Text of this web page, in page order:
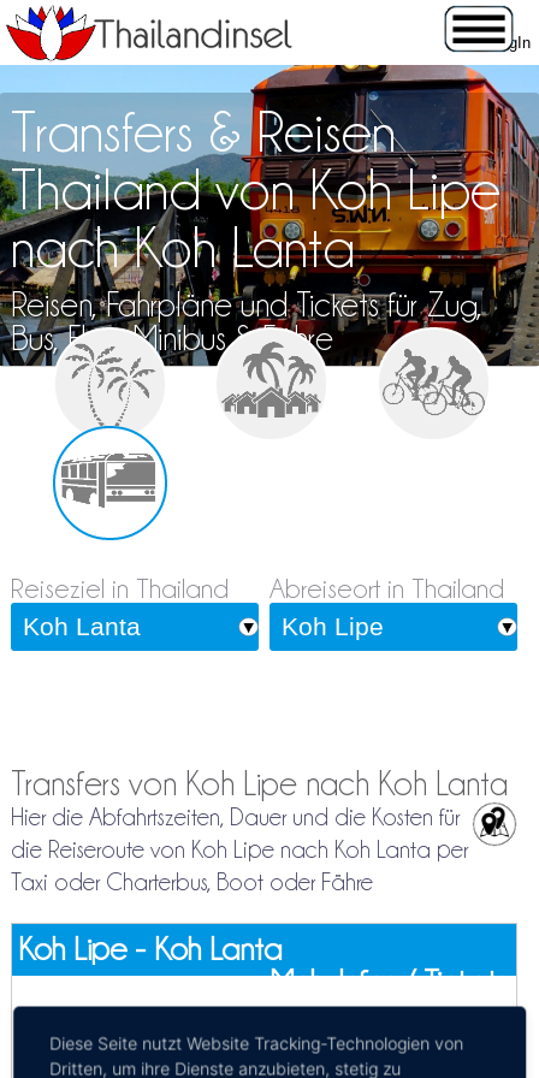
Transfers & Reisen
Thailand von Koh Lipe
nach Koh Lanta
Reisen, Fahrpläne und Tickets für Zug,
Bus, Flug, Minibus & Fähre
Reiseziel in Thailand Abreiseort in Thailand
Transfers von Koh Lipe nach Koh Lanta
Hier die Abfahrtszeiten, Dauer und die Kosten für
die Reiseroute von Koh Lipe nach Koh Lanta per
Taxi oder Charterbus, Boot oder Fähre
Koh Lipe - Koh Lanta
Mehr Infos / Tickets
Fähre Koh Lipe - Koh Lanta
Kosten:EUR 30.16–56.65 Dauer:2h 30m – 8h 30m
Diese Seite nutzt Website Tracking-Technologien von
Dritten, um ihre Dienste anzubieten, stetig zu